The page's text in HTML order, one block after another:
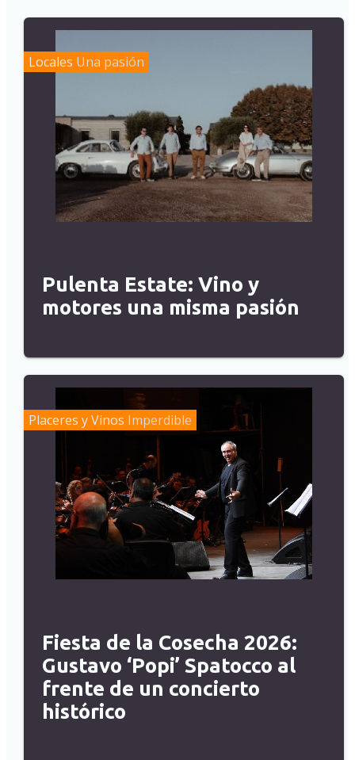
Locales Una pasión
Pulenta Estate: Vino y
motores una misma pasión
Placeres y Vinos Imperdible
Fiesta de la Cosecha 2026:
Gustavo ‘Popi’ Spatocco al
frente de un concierto
histórico